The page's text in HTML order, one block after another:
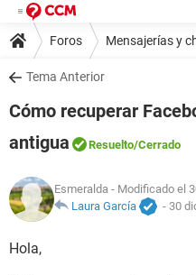
Foros Mensajerías y
Tema Anterior
Cómo recuperar
antigua
Resuelto/Cerrado
Esmeralda - Modificado el
Laura García
- 30
Hola,